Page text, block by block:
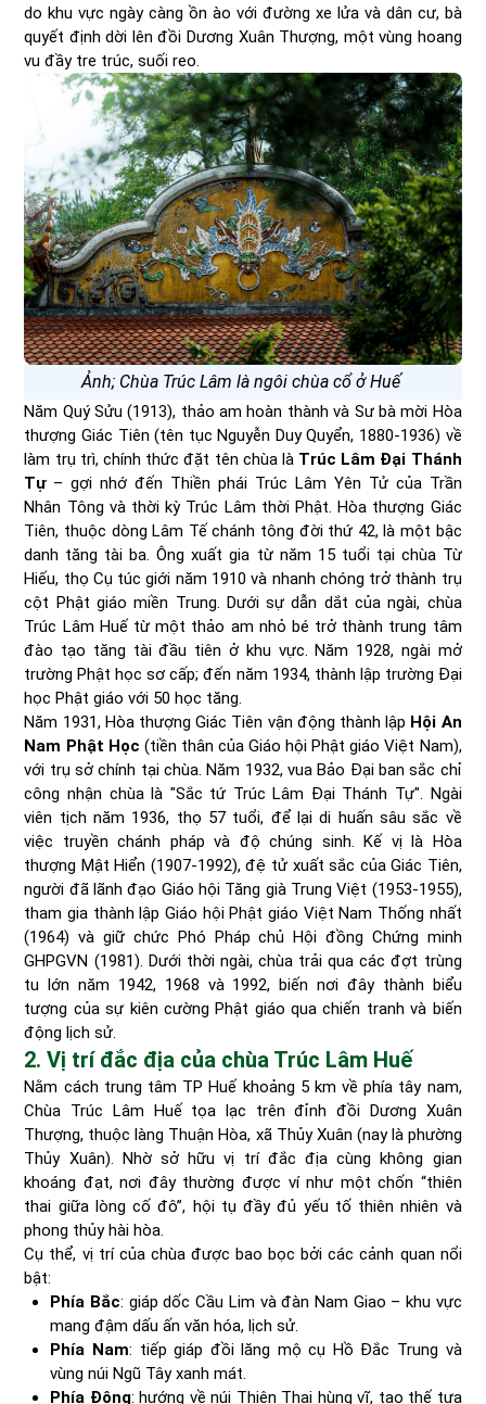
do khu vực ngày càng ồn ào với đường xe lửa và dân cư, bà
quyết định dời lên đồi Dương Xuân Thượng, một vùng hoang
vu đầy tre trúc, suối reo.
Ảnh; Chùa Trúc Lâm là ngôi chùa cổ ở Huế
Năm Quý Sửu (1913), thảo am hoàn thành và Sư bà mời Hòa
thượng Giác Tiên (tên tục Nguyễn Duy Quyển, 1880-1936) về
làm trụ trì, chính thức đặt tên chùa là Trúc Lâm Đại Thánh
Tự– gợi nhớ đến Thiền phái Trúc Lâm Yên Tử của Trần
Nhân Tông và thời kỳ Trúc Lâm thời Phật. Hòa thượng Giác
Tiên, thuộc dòng Lâm Tế chánh tông đời thứ 42, là một bậc
danh tăng tài ba. Ông xuất gia từ năm 15 tuổi tại chùa Từ
Hiếu, thọ Cụ túc giới năm 1910 và nhanh chóng trở thành trụ
cột Phật giáo miền Trung. Dưới sự dẫn dắt của ngài, chùa
Trúc Lâm Huế từ một thảo am nhỏ bé trở thành trung tâm
đào tạo tăng tài đầu tiên ở khu vực. Năm 1928, ngài mở
trường Phật học sơ cấp; đến năm 1934, thành lập trường Đại
học Phật giáo với 50 học tăng.
Năm 1931, Hòa thượng Giác Tiên vận động thành lập Hội An
Nam Phật Học (tiền thân của Giáo hội Phật giáo Việt Nam),
với trụ sở chính tại chùa. Năm 1932, vua Bảo Đại ban sắc chỉ
công nhận chùa là "Sắc tứ Trúc Lâm Đại Thánh Tự". Ngài
viên tịch năm 1936, thọ 57 tuổi, để lại di huấn sâu sắc về
việc truyền chánh pháp và độ chúng sinh. Kế vị là Hòa
thượng Mật Hiển (1907-1992), đệ tử xuất sắc của Giác Tiên,
người đã lãnh đạo Giáo hội Tăng già Trung Việt (1953-1955),
tham gia thành lập Giáo hội Phật giáo Việt Nam Thống nhất
(1964) và giữ chức Phó Pháp chủ Hội đồng Chứng minh
GHPGVN (1981). Dưới thời ngài, chùa trải qua các đợt trùng
tu lớn năm 1942, 1968 và 1992, biến nơi đây thành biểu
tượng của sự kiên cường Phật giáo qua chiến tranh và biến
động lịch sử.
2. Vị trí đắc địa của chùa Trúc Lâm Huế
Nằm cách trung tâm TP Huế khoảng 5 km về phía tây nam,
Chùa Trúc Lâm Huế tọa lạc trên đỉnh đồi Dương Xuân
Thượng, thuộc làng Thuận Hòa, xã Thủy Xuân (nay là phường
Thủy Xuân). Nhờ sở hữu vị trí đắc địa cùng không gian
khoáng đạt, nơi đây thường được ví như một chốn “thiên
thai giữa lòng cố đô”, hội tụ đầy đủ yếu tố thiên nhiên và
phong thủy hài hòa.
Cụ thể, vị trí của chùa được bao bọc bởi các cảnh quan nổi
bật:
Phía Bắc: giáp dốc Cầu Lim và đàn Nam Giao – khu vực
mang đậm dấu ấn văn hóa, lịch sử.
Phía Nam: tiếp giáp đồi lăng mộ cụ Hồ Đắc Trung và
vùng núi Ngũ Tây xanh mát.
Phía Đông: hướng về núi Thiên Thai hùng vĩ, tạo thế tựa